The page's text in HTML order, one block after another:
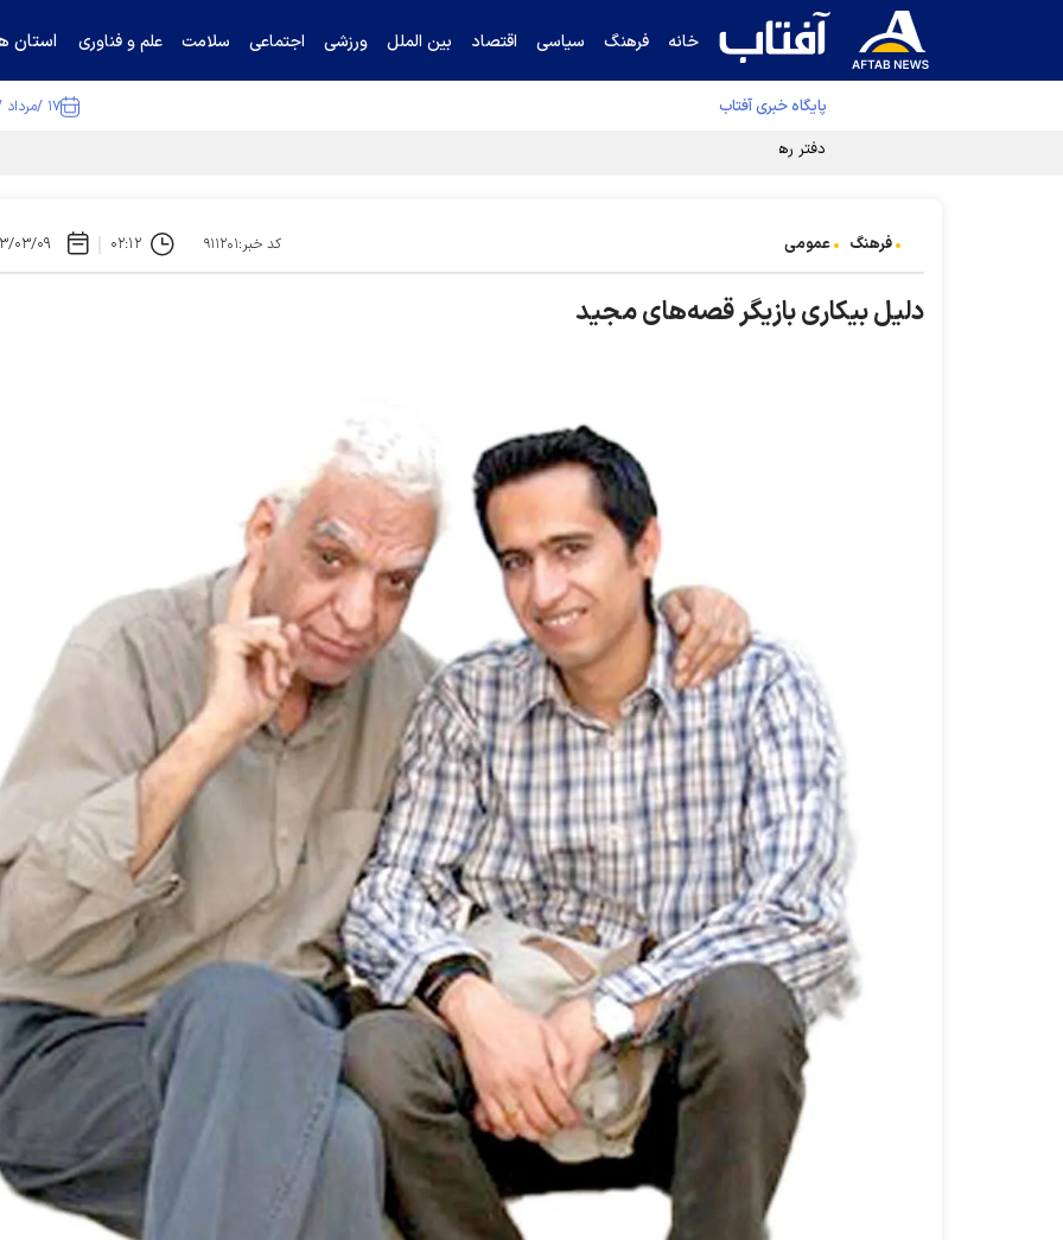
خانه فرهنگ سیاسی اقتصاد بین الملل ورزشی اجتماعی سلامت علم و فناوری استان
پایگاه خبری آفتاب ۱۷ /مرداد /۱۴۰۵
دفتر رهبر انقلاب ادعای خرازی درباره پزشکیان را تکذیب کرد
فرهنگ عمومی کد خبر:۹۱۱۲۰۱ ۰۲:۱۲ ۱۴۰۳/
دلیل بیکاری بازیگر قصه‌های مجید